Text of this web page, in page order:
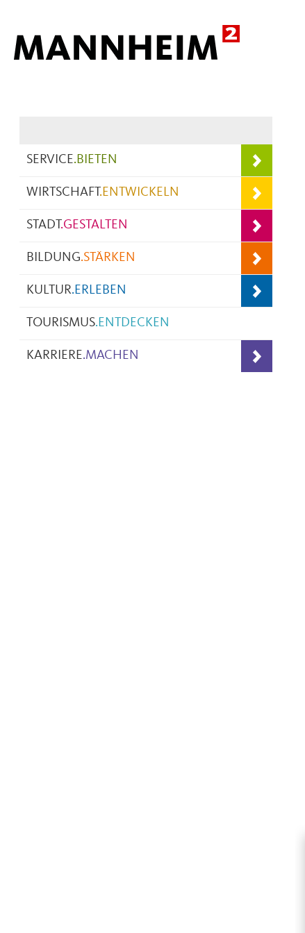
SERVICE.BIETEN
WIRTSCHAFT.ENTWICKELN
STADT.GESTALTEN
BILDUNG.STÄRKEN
KULTUR.ERLEBEN
TOURISMUS.ENTDECKEN
KARRIERE.MACHEN